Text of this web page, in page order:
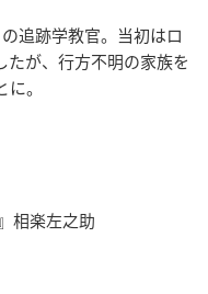
追跡学教官。当初はロ
たが、行方不明の家族を
。
相楽左之助